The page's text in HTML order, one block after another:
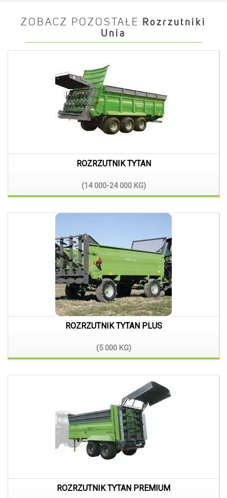
ZOBACZ POZOSTAŁE Rozrzutniki
Unia
ROZRZUTNIK TYTAN
(14 000-24 000 KG)
ROZRZUTNIK TYTAN PLUS
(5 000 KG)
ROZRZUTNIK TYTAN PREMIUM